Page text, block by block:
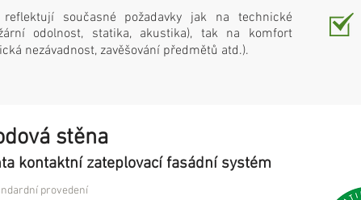
současné požadavky jak na technické
odolnost, statika, akustika), tak na komfort
nezávadnost, zavěšování předmětů atd.).
stěna
kontaktní zateplovací fasádní systém
provedení